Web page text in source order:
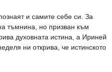
и самите себе си. За
тъмнина, но призван към
духовната истина, а Ириней
ни открива, че истинското